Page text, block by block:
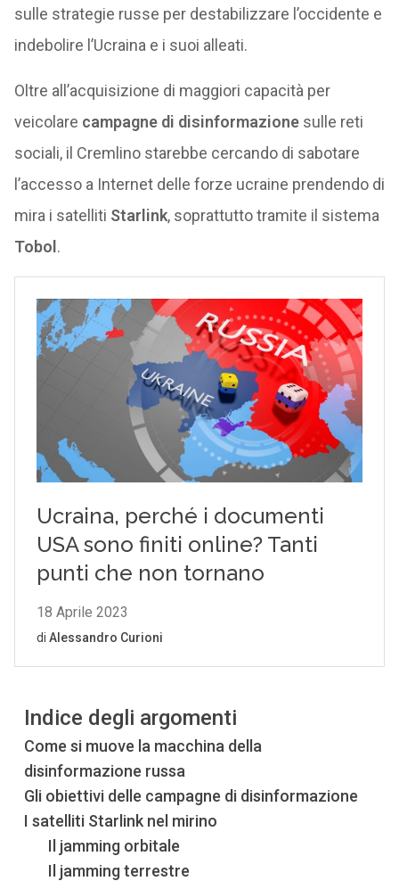
sulle strategie russe per destabilizzare l’occidente e
indebolire l’Ucraina e i suoi alleati.
Oltre all’acquisizione di maggiori capacità per
veicolare campagne di disinformazionesulle reti
sociali, il Cremlino starebbe cercando di sabotare
l’accesso a Internet delle forze ucraine prendendo di
mira i satelliti Starlink, soprattutto tramite il sistema
Tobol .
Indice degli argomenti
Come si muove la macchina della
disinformazione russa
Gli obiettivi delle campagne di disinformazione
I satelliti Starlink nel mirino
Il jamming orbitale
Il jamming terrestre